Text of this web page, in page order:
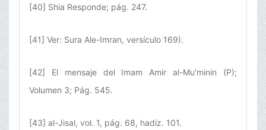
[40] Shia Responde; pág. 247.
[41] Ver: Sura Ale-Imran, versículo 169).
[42] El mensaje del Imam Amir al-Mu'minin (P);
Volumen 3; Pág. 545.
[43] al-Jisal, vol. 1, pág. 68, hadiz. 101.